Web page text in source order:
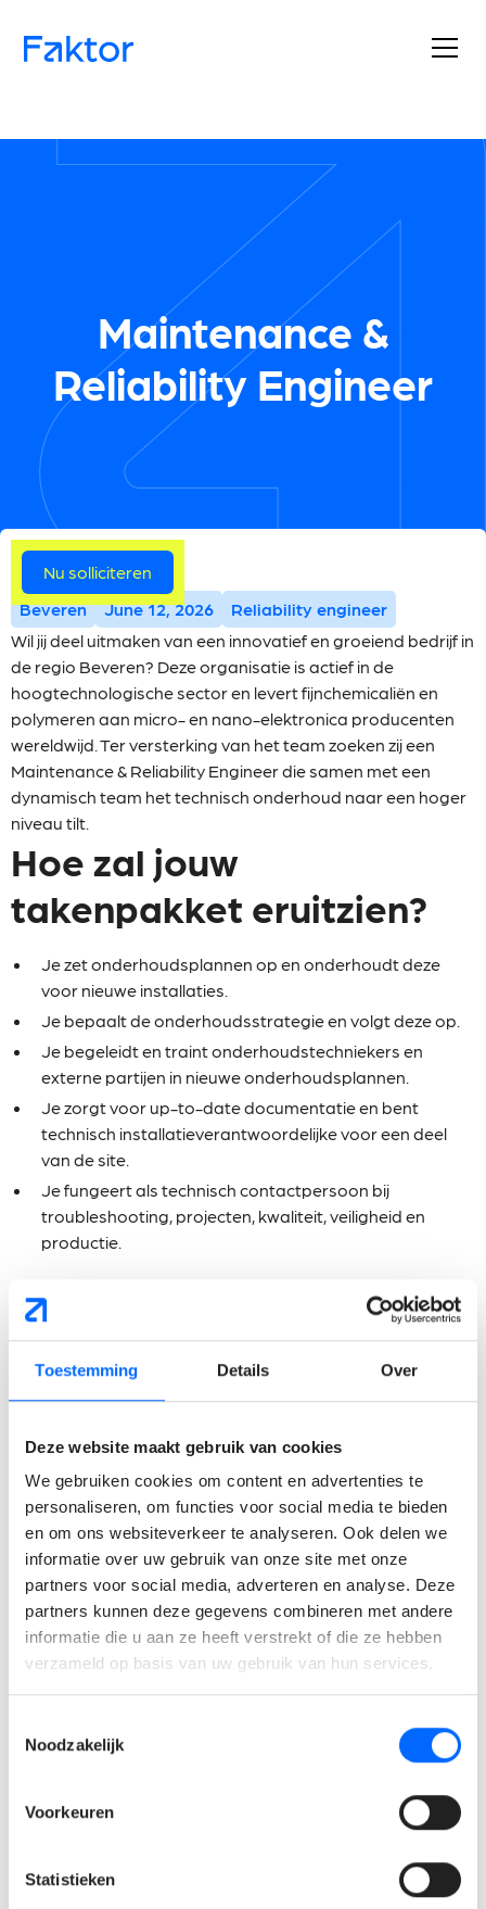
Toestemming Details Over
Deze website maakt gebruik van cookies
We gebruiken cookies om content en advertenties te
personaliseren, om functies voor social media te bieden
en om ons websiteverkeer te analyseren. Ook delen we
informatie over uw gebruik van onze site met onze
partners voor social media, adverteren en analyse. Deze
partners kunnen deze gegevens combineren met andere
informatie die u aan ze heeft verstrekt of die ze hebben
verzameld op basis van uw gebruik van hun services.
Noodzakelijk
Voorkeuren
Statistieken
Maintenance &
Reliability Engineer
Meer vacatures
Beveren June 12, 2026
Reliability engineer
Wil jij deel uitmaken van een innovatief en groeiend bedrijf in
de regio Beveren? Deze organisatie is actief in de
hoogtechnologische sector en levert fijnchemicaliën en
polymeren aan micro- en nano-elektronica producenten
wereldwijd. Ter versterking van het team zoeken zij een
Maintenance & Reliability Engineer die samen met een
dynamisch team het technisch onderhoud naar een hoger
niveau tilt.
Hoe zal jouw
takenpakket eruitzien?
Je zet onderhoudsplannen op en onderhoudt deze
voor nieuwe installaties.
Je bepaalt de onderhoudsstrategie en volgt deze op.
Je begeleidt en traint onderhoudstechniekers en
externe partijen in nieuwe onderhoudsplannen.
Je zorgt voor up-to-date documentatie en bent
technisch installatieverantwoordelijke voor een deel
van de site.
Je fungeert als technisch contactpersoon bij
troubleshooting, projecten, kwaliteit, veiligheid en
productie.
Wat verwachten wij van
jou?
Je hebt een masterdiploma in een technische richting,
relevante ervaring.
Je hebt ervaring met HVAC, utilities, meet- en
regeltechnieken.
Je communiceert vlot in het Nederlands en Engels.
Wat bieden wij jou?
maand afhankelijk van jouw kennis en ervaring.
ruimte voor persoonlijke ontwikkeling.
Een competitief salaris vanaf €4.000 met extralegale
hospitalisatieverzekering en tandverzekering.
aankoop.
20 wettelijke verlofdagen aangevuld met 12 ADV-
Nu solliciteren